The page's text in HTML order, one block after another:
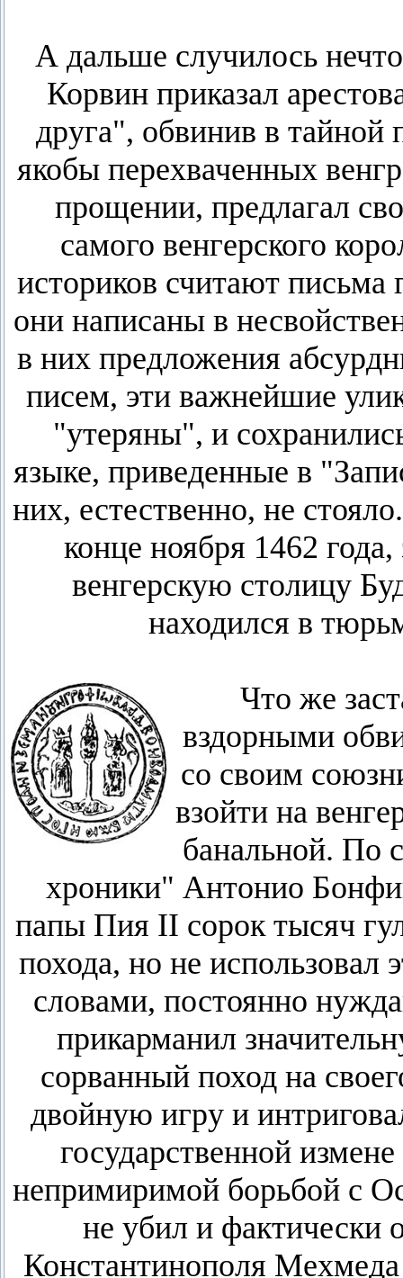
А дальше случилось
Корвин приказал
друга", обвинив в тайной
якобы перехваченных
прощении, предлагал
самого венгерского
историков считают письма
они написаны в
в них предложения
писем, эти важнейшие
"утеряны", и
языке, приведенные в
них, естественно, не
конце ноября 1462
венгерскую столицу
находился в
Что же
вздорными
со своим
взойти на
банальной. По
хроники" Антонио
папы Пия II сорок тысяч
похода, но не
словами, постоянно
прикарманил
сорванный поход на
двойную игру и
государственной
непримиримой борьбой с
не убил и фактически
Константинополя